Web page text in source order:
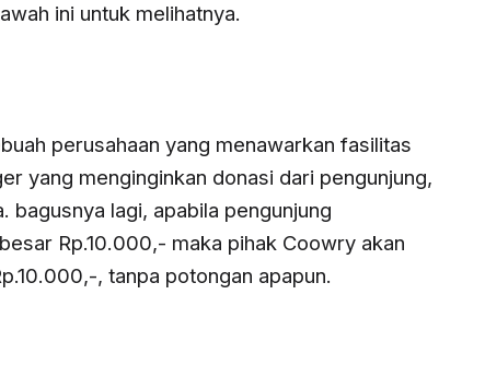
ini untuk melihatnya.
perusahaan yang menawarkan fasilitas
yang menginginkan donasi dari pengunjung,
bagusnya lagi, apabila pengunjung
Rp.10.000,- maka pihak Coowry akan
, tanpa potongan apapun.